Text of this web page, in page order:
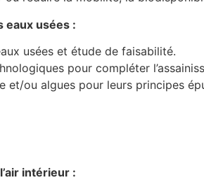
eaux usées :
usées et étude de faisabilité.
pour compléter
et/ou algues pour leurs principes
intérieur :